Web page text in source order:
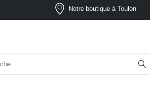
Notre boutique à Toulon